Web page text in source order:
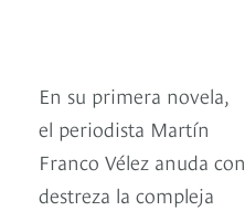
En su primera novela,
el periodista Martín
Franco Vélez anuda con
destreza la compleja